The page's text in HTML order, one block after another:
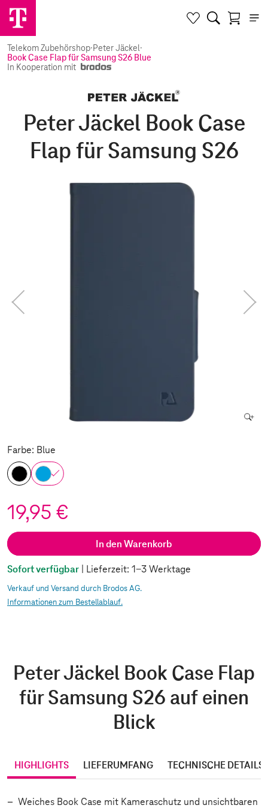
Telekom Zubehörshop·Peter Jäckel·
Book Case Flap für Samsung S26 Blue
In Kooperation mit
Peter Jäckel Book Case
Flap für Samsung S26
Farbe: Blue
19,95 €
In den Warenkorb
Sofort verfügbar | Lieferzeit: 1-3 Werktage
Verkauf und Versand durch Brodos AG.
Informationen zum Bestellablauf.
Peter Jäckel Book Case Flap
für Samsung S26 auf einen
Blick
HIGHLIGHTS LIEFERUMFANG TECHNISCHE DETAILS
Weiches Book Case mit Kameraschutz und unsichtbaren